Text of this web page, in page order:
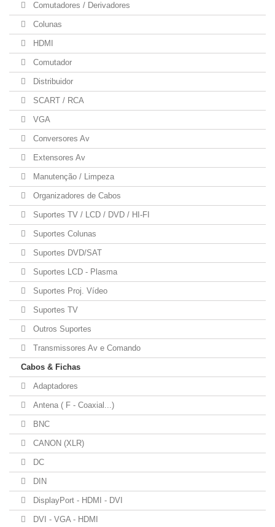
Comutadores / Derivadores
Colunas
HDMI
Comutador
Distribuidor
SCART / RCA
VGA
Conversores Av
Extensores Av
Manutenção / Limpeza
Organizadores de Cabos
Suportes TV / LCD / DVD / HI-FI
Suportes Colunas
Suportes DVD/SAT
Suportes LCD - Plasma
Suportes Proj. Vídeo
Suportes TV
Outros Suportes
Transmissores Av e Comando
Cabos & Fichas
Adaptadores
Antena ( F - Coaxial...)
BNC
CANON (XLR)
DC
DIN
DisplayPort - HDMI - DVI
DVI - VGA - HDMI